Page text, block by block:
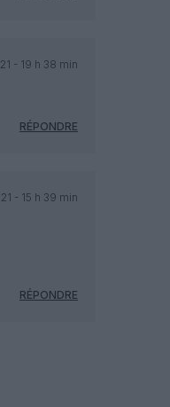
- 19 h 38 min
RÉPONDRE
- 15 h 39 min
RÉPONDRE